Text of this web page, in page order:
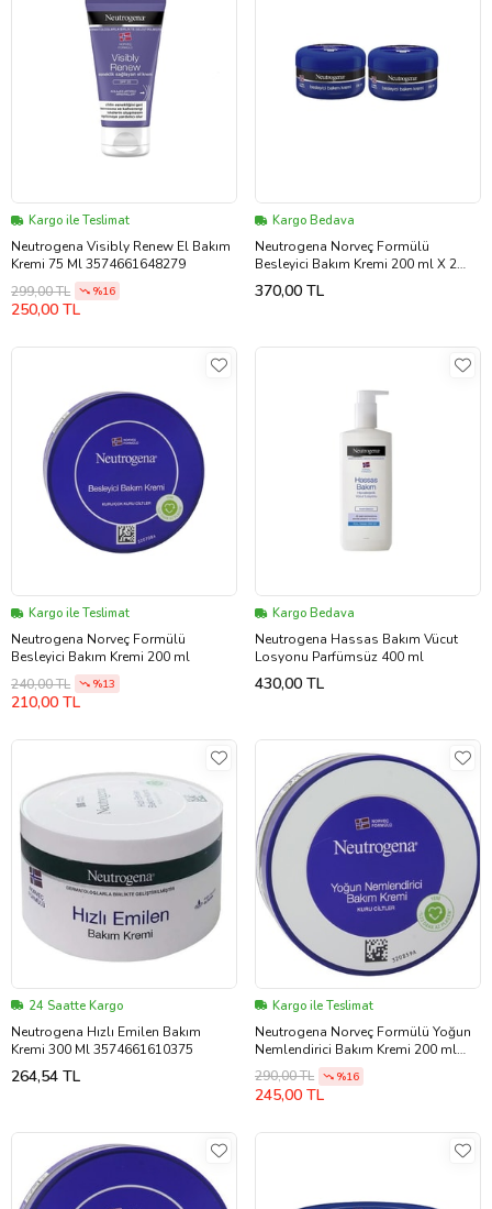
Kargo ile Teslimat
Neutrogena Visibly Renew El Bakım
Kremi 75 Ml 3574661648279
299,00 TL
%16
250,00 TL
Kargo Bedava
Neutrogena Norveç Formülü
Besleyici Bakım Kremi 200 ml X 2
Adet
370,00 TL
Kargo ile Teslimat
Neutrogena Norveç Formülü
Besleyici Bakım Kremi 200 ml
240,00 TL
%13
210,00 TL
Kargo Bedava
Neutrogena Hassas Bakım Vücut
Losyonu Parfümsüz 400 ml
430,00 TL
24 Saatte Kargo
Neutrogena Hızlı Emilen Bakım
Kremi 300 Ml 3574661610375
264,54 TL
Kargo ile Teslimat
Neutrogena Norveç Formülü Yoğun
Nemlendirici Bakım Kremi 200 ml
Yeni Ambalaj
290,00 TL %16
245,00 TL